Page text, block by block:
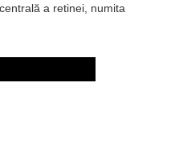
a retinei, numita